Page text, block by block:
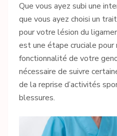
Que vous ayez subi une
que vous ayez choisi un
pour votre lésion du
est une étape cruciale
fonctionnalité de votre
nécessaire de suivre
de la reprise d’activités
blessures.